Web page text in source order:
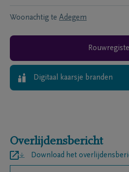
Woonachtig te Adegem
Digitaal kaarsje branden
Overlijdensbericht
Download het